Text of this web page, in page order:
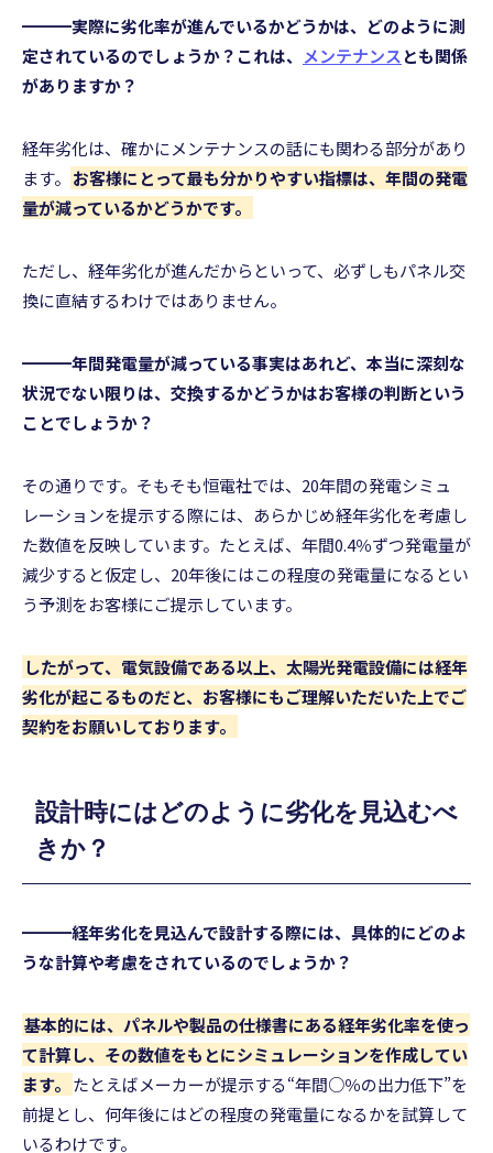
━━━実際に劣化率が進んでいるかどうかは、どのように測
定されているのでしょうか？これは、 メンテナンスとも関係
がありますか？
経年劣化は、確かにメンテナンスの話にも関わる部分があり
ます。 お客様にとって最も分かりやすい指標は、年間の発電
量が減っているかどうかです。
ただし、経年劣化が進んだからといって、必ずしもパネル交
換に直結するわけではありません。
━━━年間発電量が減っている事実はあれど、本当に深刻な
状況でない限りは、交換するかどうかはお客様の判断という
ことでしょうか？
その通りです。そもそも恒電社では、20年間の発電シミュ
レーションを提示する際には、あらかじめ経年劣化を考慮し
た数値を反映しています。たとえば、年間0.4％ずつ発電量が
減少すると仮定し、20年後にはこの程度の発電量になるとい
う予測をお客様にご提示しています。
したがって、電気設備である以上、太陽光発電設備には経年
劣化が起こるものだと、お客様にもご理解いただいた上でご
契約をお願いしております。
設計時にはどのように劣化を見込むべ
きか？
━━━経年劣化を見込んで設計する際には、具体的にどのよ
うな計算や考慮をされているのでしょうか？
基本的には、パネルや製品の仕様書にある経年劣化率を使っ
て計算し、その数値をもとにシミュレーションを作成してい
ます。 たとえばメーカーが提示する“年間○％の出力低下”を
前提とし、何年後にはどの程度の発電量になるかを試算して
いるわけです。